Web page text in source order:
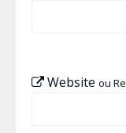
Website ou